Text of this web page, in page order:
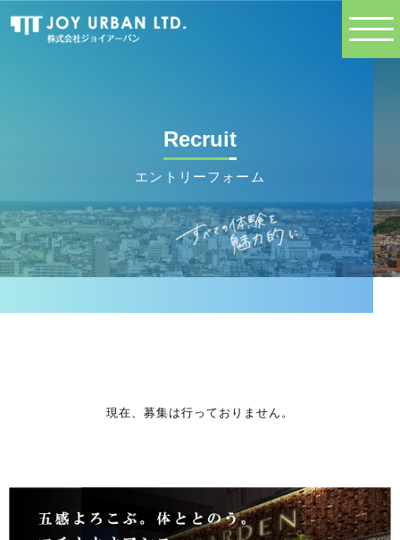
Recruit
エントリーフォーム
現在、募集は行っておりません。